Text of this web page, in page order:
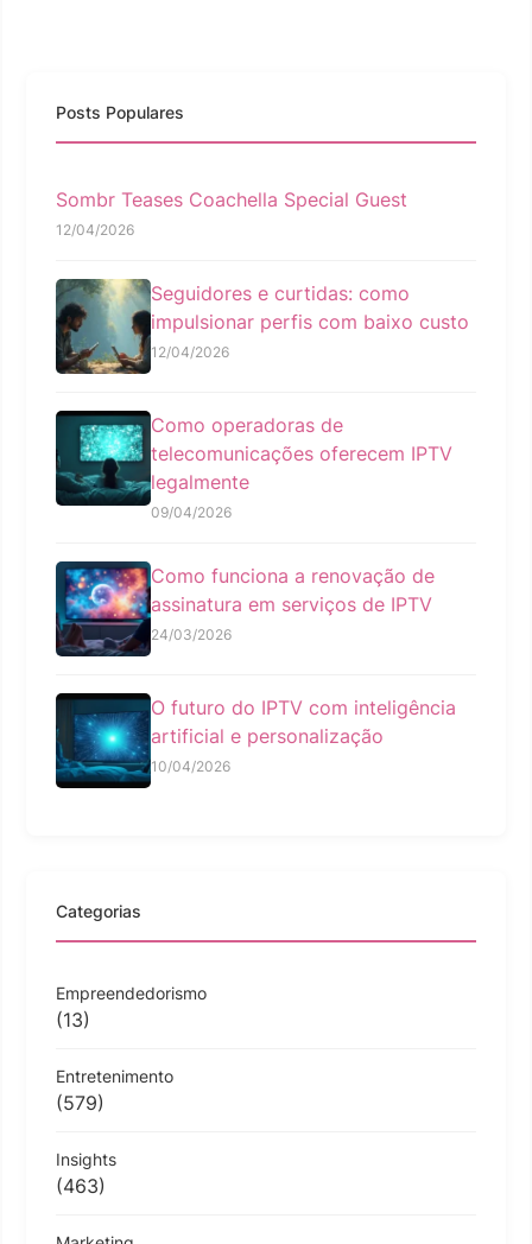
Posts Populares
Sombr Teases Coachella Special Guest
12/04/2026
Seguidores e curtidas: como
impulsionar perfis com baixo custo
12/04/2026
Como operadoras de
telecomunicações oferecem IPTV
legalmente
09/04/2026
Como funciona a renovação de
assinatura em serviços de IPTV
24/03/2026
O futuro do IPTV com inteligência
artificial e personalização
10/04/2026
Categorias
Empreendedorismo
(13)
Entretenimento
(579)
Insights
(463)